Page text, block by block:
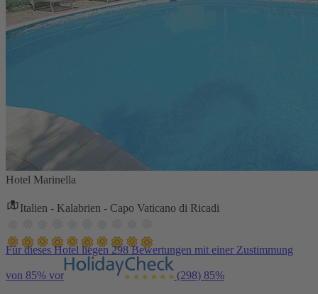
Hotel Marinella
Italien - Kalabrien - Capo Vaticano di Ricadi
Für dieses Hotel liegen 298 Bewertungen mit einer Zustimmung
von 85% vor (298) 85%